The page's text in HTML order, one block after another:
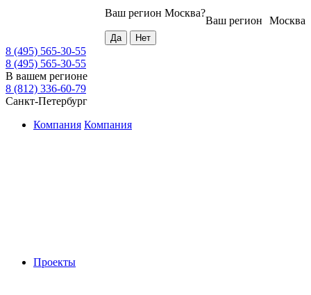
Москва
Ваш регион
Ваш регион Москва?
8 (495) 565-30-55
8 (495) 565-30-55
В вашем регионе
8 (812) 336-60-79
Санкт-Петербург
Компания Компания
Проекты